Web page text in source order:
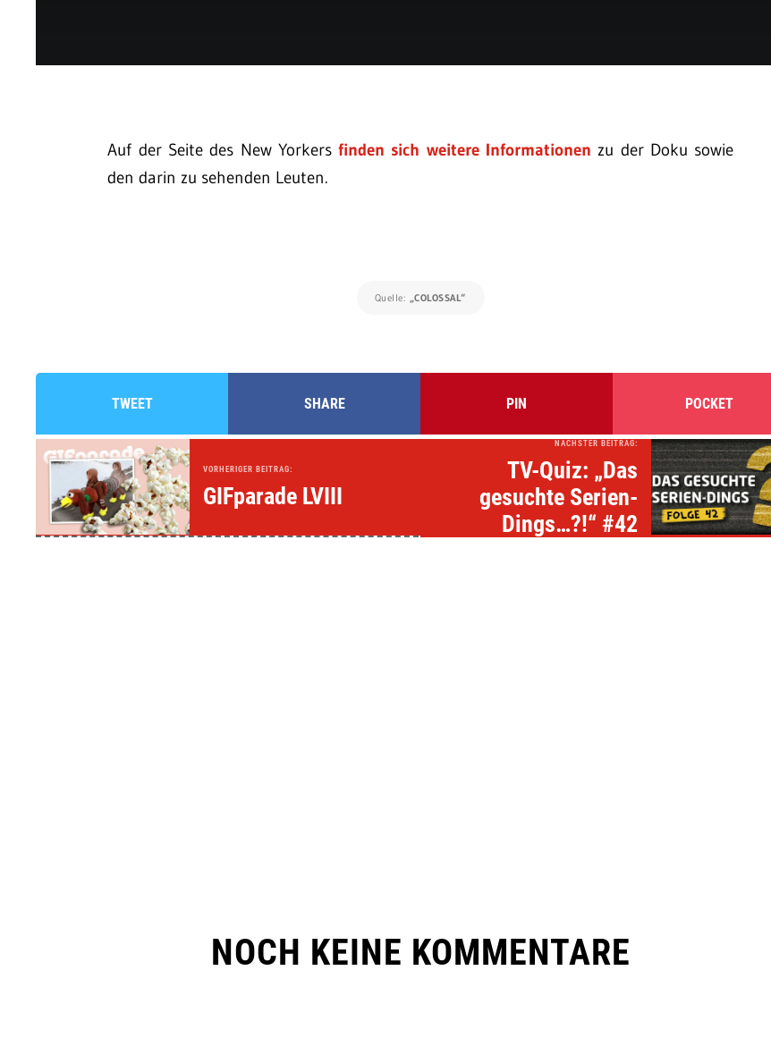
Auf der Seite des New Yorkersfinden sich weitere Informationen zu der Doku sowie
den darin zu sehenden Leuten.
Quelle: „COLOSSAL“
TWEET SHARE PIN POCKET
VORHERIGER BEITRAG:
GIFparade LVIII
NÄCHSTER BEITRAG:
TV-Quiz: „Das
gesuchte Serien-
Dings…?!“ #42
NOCH KEINE KOMMENTARE